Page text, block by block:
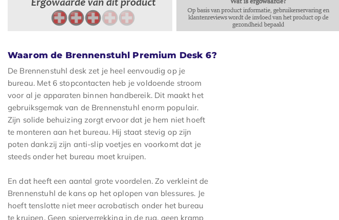
Waarom de Brennenstuhl Premium Desk 6?
De Brennenstuhl desk zet je heel eenvoudig op je
bureau. Met 6 stopcontacten heb je voldoende stroom
voor al je apparaten binnen handbereik. Dit maakt het
gebruiksgemak van de Brennenstuhl enorm populair.
Zijn solide behuizing zorgt ervoor dat je hem niet hoeft
te monteren aan het bureau. Hij staat stevig op zijn
poten dankzij zijn anti-slip voetjes en voorkomt dat je
steeds onder het bureau moet kruipen.
En dat heeft een aantal grote voordelen. Zo verkleint de
Brennenstuhl de kans op het oplopen van blessures. Je
hoeft tenslotte niet meer acrobatisch onder het bureau
te kruipen. Geen spierverrekking in de rug, geen kramp